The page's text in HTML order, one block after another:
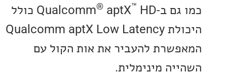
®aptX™
HD כולל
היכולת Qualcomm aptX Low Latency
להעביר את אות הקול עם
מינימלית.